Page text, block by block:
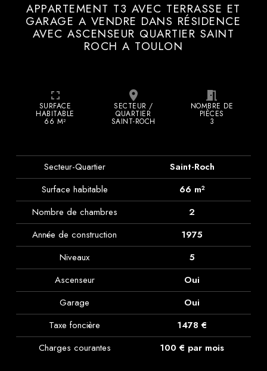
APPARTEMENT T3 AVEC TERRASSE ET
GARAGE A VENDRE DANS RÉSIDENCE
AVEC ASCENSEUR QUARTIER SAINT
ROCH A TOULON
fullscreen
SURFACE
HABITABLE
66 M²
place
SECTEUR /
QUARTIER
SAINT-ROCH
meeting_room
NOMBRE DE
PIÈCES
3
Secteur-Quartier
Saint-Roch
Surface habitable
66 m²
Nombre de chambres
2
Année de construction
1975
Niveaux
5
Ascenseur
Oui
Garage
Oui
Taxe foncière
1478 €
Charges courantes
100 € par mois